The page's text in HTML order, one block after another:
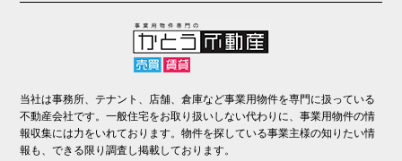
当社は事務所、テナント、店舗、倉庫など事業用物件を専門に扱っている
不動産会社です。一般住宅をお取り扱いしない代わりに、事業用物件の情
報収集には力をいれております。物件を探している事業主様の知りたい情
報も、できる限り調査し掲載しております。